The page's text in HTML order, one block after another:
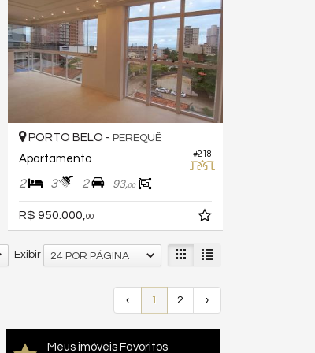
#218
PORTO BELO - PEREQUÊ
Apartamento
2 3 2 93,00
R$ 950.000,00
Exibir 24 POR PÁGINA
‹ 1 2 ›
Meus imóveis Favoritos